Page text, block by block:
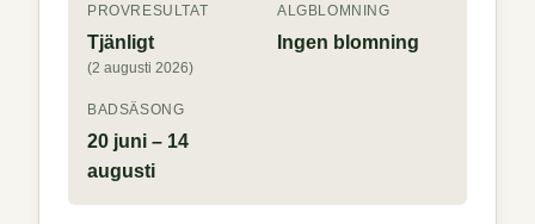
PROVRESULTAT
Tjänligt
(2 augusti 2026)
ALGBLOMNING
Ingen blomning
BADSÄSONG
20 juni – 14
augusti